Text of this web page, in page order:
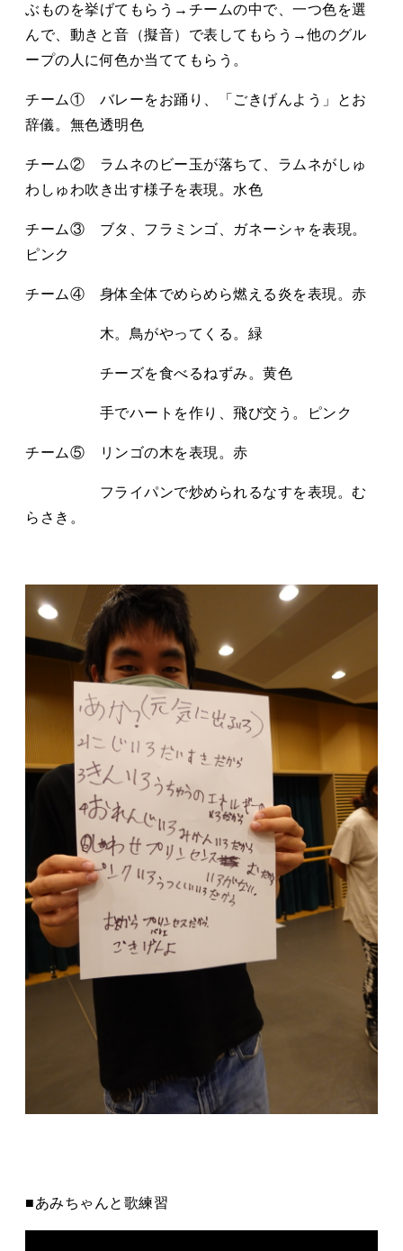
ぶものを挙げてもらう→チームの中で、⼀つ⾊を選
んで、動きと⾳（擬⾳）で表してもらう→他のグル
ープの⼈に何⾊か当ててもらう。
チーム① バレーをお踊り、「ごきげんよう」とお
辞儀。無色透明色
チーム② ラムネのビー玉が落ちて、ラムネがしゅ
わしゅわ吹き出す様子を表現。水色
チーム③ ブタ、フラミンゴ、ガネーシャを表現。
ピンク
チーム④ 身体全体でめらめら燃える炎を表現。赤
木。鳥がやってくる。緑
チーズを食べるねずみ。黄色
手でハートを作り、飛び交う。ピンク
チーム⑤ リンゴの木を表現。赤
フライパンで炒められるなすを表現。む
らさき。
■あみちゃんと歌練習